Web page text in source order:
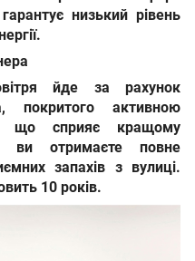
низький рівень
йде за рахунок
покритого активною
що сприяє кращому
ви отримаєте повне
запахів з вулиці.
10 років.